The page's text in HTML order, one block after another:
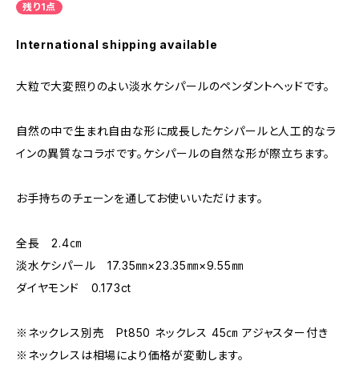
残り1点
International shipping available
大粒で大変照りのよい淡水ケシパールのペンダントヘッドです。
自然の中で生まれ自由な形に成長したケシパールと人工的なラ
インの異質なコラボです。ケシパールの自然な形が際立ちます。
お手持ちのチェーンを通してお使いいただけます。
全長 2.4㎝
淡水ケシパール 17.35㎜×23.35㎜×9.55㎜
ダイヤモンド 0.173ct
※ネックレス別売 Pt850 ネックレス 45㎝ アジャスター付き
※ネックレスは相場により価格が変動します。